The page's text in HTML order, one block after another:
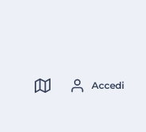
Accedi